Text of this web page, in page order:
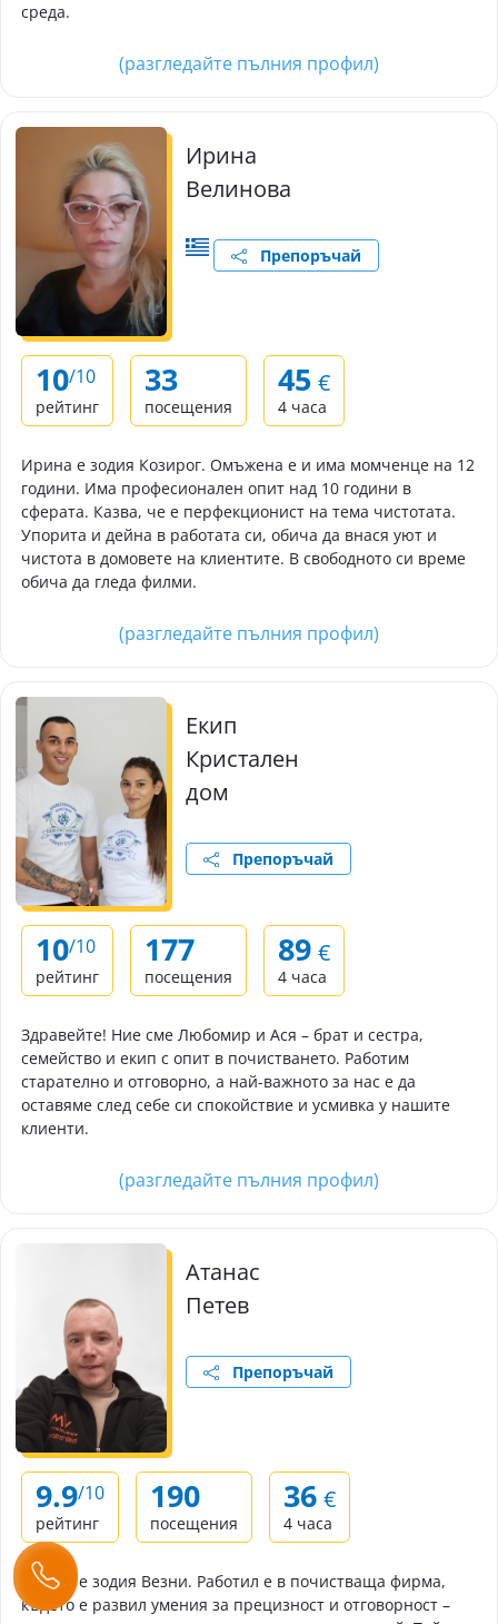
среда.
(разгледайте пълния профил)
Ирина
Велинова
Препоръчай
10/10
рейтинг
33
посещения
45 €
4 часа
Ирина е зодия Козирог. Омъжена е и има момченце на 12
години. Има професионален опит над 10 години в
сферата. Казва, че е перфекционист на тема чистотата.
Упорита и дейна в работата си, обича да внася уют и
чистота в домовете на клиентите. В свободното си време
обича да гледа филми.
(разгледайте пълния профил)
Екип
Кристален
дом
Препоръчай
10/10
рейтинг
177
посещения
89 €
4 часа
Здравейте! Ние сме Любомир и Ася – брат и сестра,
семейство и екип с опит в почистването. Работим
старателно и отговорно, а най-важното за нас е да
оставяме след себе си спокойствие и усмивка у нашите
клиенти.
(разгледайте пълния профил)
Атанас
Петев
Препоръчай
9.9/10
рейтинг
190
посещения
36 €
4 часа
Атанас е зодия Везни. Работил е в почистваща фирма,
където е развил умения за прецизност и отговорност –